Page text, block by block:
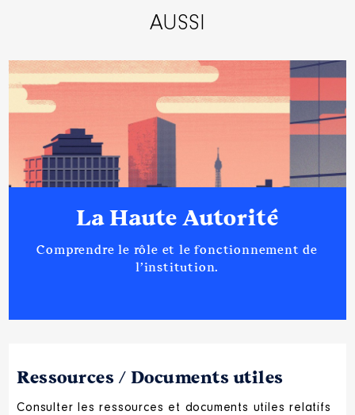
AUSSI
La Haute Autorité
Comprendre le rôle et le fonctionnement de
l’institution.
Ressources / Documents utiles
Consulter les ressources et documents utiles relatifs